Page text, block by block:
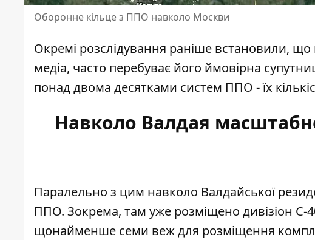
Оборонне кільце з ППО навколо Москви
Окремі розслідування раніше встановили,
медіа, часто перебуває його ймовірна
понад двома десятками систем ППО - їх
Навколо Валдая
Паралельно з цим навколо Валдайської
ППО. Зокрема, там уже розміщено дивізіон С-
щонайменше семи веж для розміщення